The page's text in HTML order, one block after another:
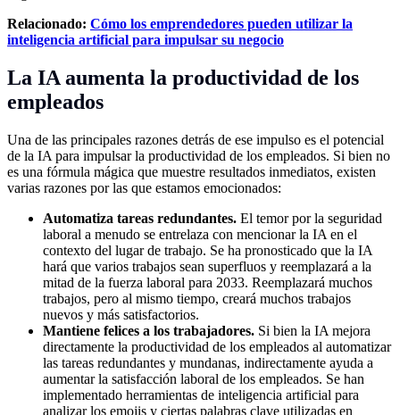
Relacionado: Cómo los emprendedores pueden utilizar la
inteligencia artificial para impulsar su negocio
La IA aumenta la productividad de los
empleados
Una de las principales razones detrás de ese impulso es el potencial
de la IA para impulsar la productividad de los empleados. Si bien no
es una fórmula mágica que muestre resultados inmediatos, existen
varias razones por las que estamos emocionados:
Automatiza tareas redundantes. El temor por la seguridad
laboral a menudo se entrelaza con mencionar la IA en el
contexto del lugar de trabajo. Se ha pronosticado que la IA
hará que varios trabajos sean superfluos y reemplazará a la
mitad de la fuerza laboral para 2033. Reemplazará muchos
trabajos, pero al mismo tiempo, creará muchos trabajos
nuevos y más satisfactorios.
Mantiene felices a los trabajadores. Si bien la IA mejora
directamente la productividad de los empleados al automatizar
las tareas redundantes y mundanas, indirectamente ayuda a
aumentar la satisfacción laboral de los empleados. Se han
implementado herramientas de inteligencia artificial para
analizar los emojis y ciertas palabras clave utilizadas en